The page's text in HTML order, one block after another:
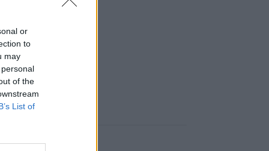
or
to
may
of the
List of